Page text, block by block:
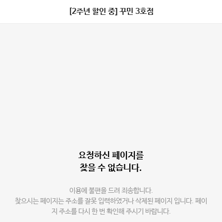
[2주년 할인 중] 꾸민 3호점
요청하신 페이지를
찾을 수 없습니다.
이용에 불편을 드려 죄송합니다.
찾으시는 페이지는 주소를 잘못 입력하였거나 삭제된 페이지 입니다. 페이
지 주소를 다시 한 번 확인해 주시기 바랍니다.